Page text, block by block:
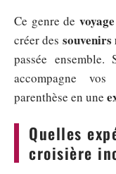
Ce genre de
créer des souvenirs
passée
accompagne
parenthèse en une
Quelles
croisière